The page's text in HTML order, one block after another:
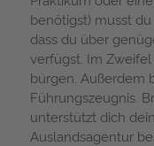
benötigst) musst
dass du über
verfügst. Im
bürgen. Außerdem
Führungszeugnis.
unterstützt dich
Auslandsagentur